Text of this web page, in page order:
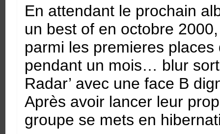
En attendant le prochain
un best of en octobre
parmi les premieres
pendant un mois… blur
Radar’ avec une face B
Après avoir lancer leur
groupe se mets en